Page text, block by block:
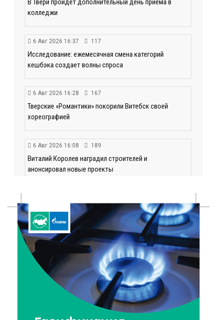
В Твери пройдёт дополнительный день приёма в
колледжи
6 Авг 2026 16:37 117
Исследование: ежемесячная смена категорий
кешбэка создает волны спроса
6 Авг 2026 16:28 167
Тверские «Романтики» покорили Витебск своей
хореографией
6 Авг 2026 16:08 189
Виталий Королев наградил строителей и
анонсировал новые проекты
Объем выдачи ипотеки в России вырос на 38%
6 Авг 2026 16:01 114
Калининские футболисты представят Тверскую
область на всероссийском марафоне «Земля
спорта»
242
Голубев проверил школы и детсады Зубцова к 1